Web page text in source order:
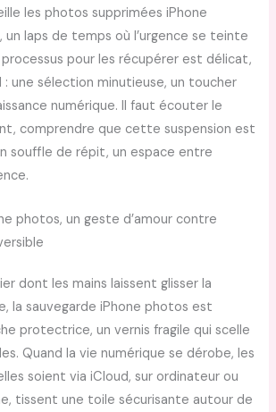
les photos supprimées iPhone
laps de temps où l’urgence se teinte
pour les récupérer est délicat,
: une sélection minutieuse, un toucher
numérique. Il faut écouter le
comprendre que cette suspension est
souffle de répit, un espace entre
photos, un geste d’amour contre
dont les mains laissent glisser la
la sauvegarde iPhone photos est
protectrice, un vernis fragile qui scelle
Quand la vie numérique se dérobe, les
soient via iCloud, sur ordinateur ou
tissent une toile sécurisante autour de